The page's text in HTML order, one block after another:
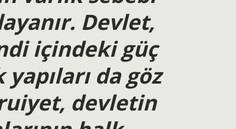
Devlet,
içindeki güç
da göz
devletin